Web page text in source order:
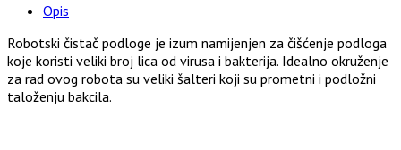
Opis
Robotski čistač podloge je izum namijenjen za čišćenje podloga
koje koristi veliki broj lica od virusa i bakterija. Idealno okruženje
za rad ovog robota su veliki šalteri koji su prometni i podložni
taloženju bakcila.